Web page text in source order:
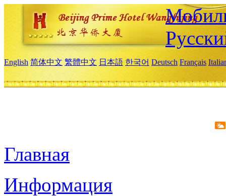
English 简体中文 繁體中文 日本語 한국어 Deutsch Français
Главная
Информация